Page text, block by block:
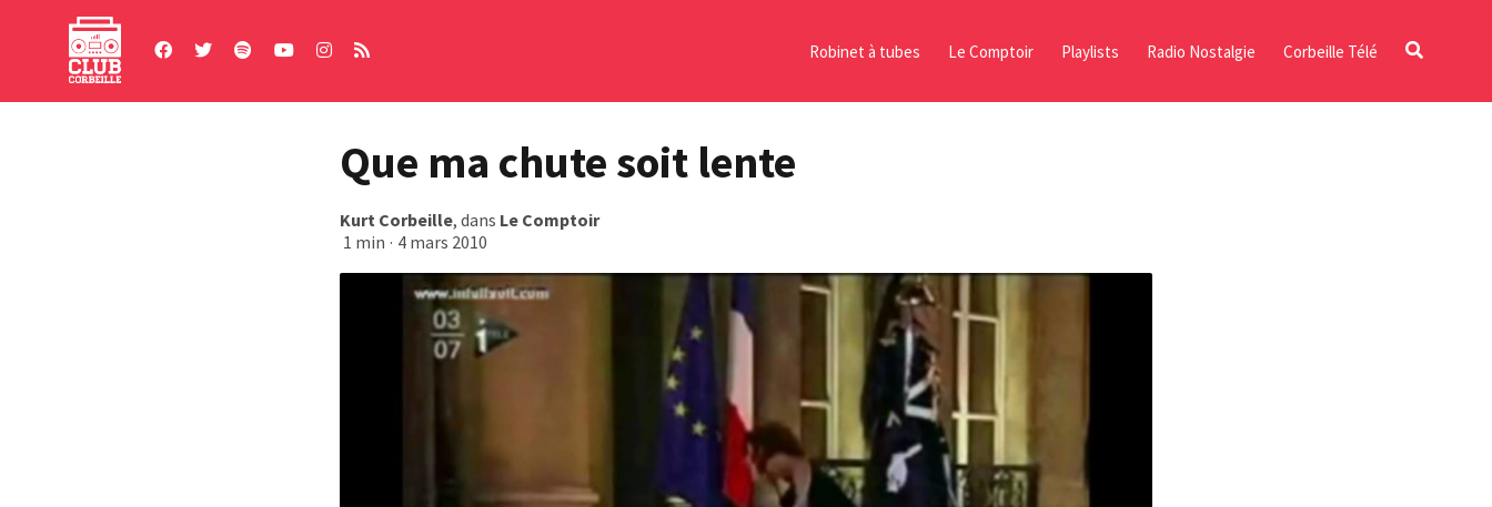
Robinet à tubes Le Comptoir Playlists Radio Nostalgie Corbeille Télé
Que ma chute soit lente
Kurt Corbeille, dans Le Comptoir
1 min · 4 mars 2010